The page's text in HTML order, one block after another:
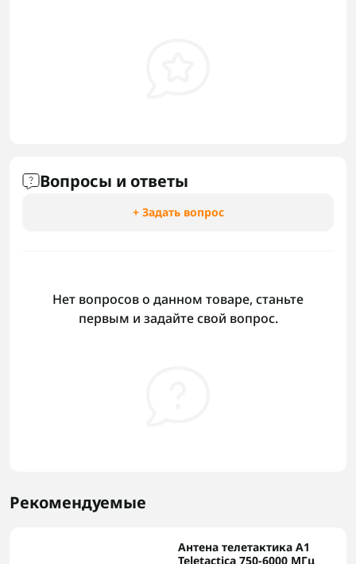
Вопросы и ответы
+ Задать вопрос
Нет вопросов о данном товаре, станьте
первым и задайте свой вопрос.
Рекомендуемые
Антена телетактика А1
Teletactica 750-6000 МГц